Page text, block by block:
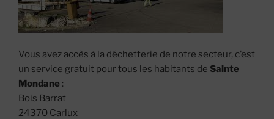
Vous avez accès à la déchetterie de notre secteur, c’est
un service gratuit pour tous les habitants de Sainte
Mondane :
Bois Barrat
24370 Carlux